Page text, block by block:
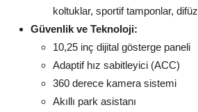
koltuklar, sportif tamponlar,
Güvenlik ve Teknoloji:
10,25 inç dijital gösterge paneli
Adaptif hız sabitleyici (ACC)
360 derece kamera sistemi
Akıllı park asistanı